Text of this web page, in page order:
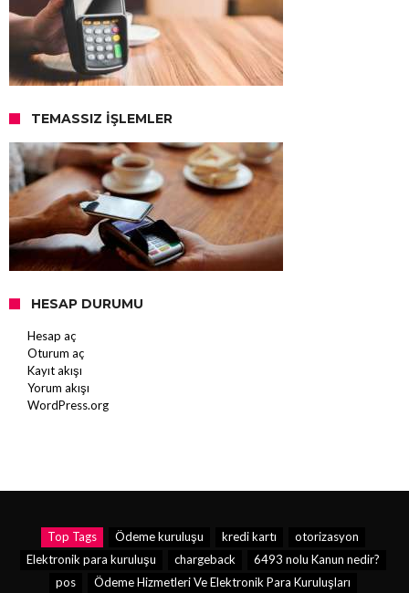
TEMASSIZ İŞLEMLER
HESAP DURUMU
Hesap aç
Oturum aç
Kayıt akışı
Yorum akışı
WordPress.org
Top Tags Ödeme kuruluşu kredi kartı
otorizasyon
Elektronik para kuruluşu
chargeback
6493 nolu Kanun nedir?
pos
Ödeme Hizmetleri Ve Elektronik Para Kuruluşları